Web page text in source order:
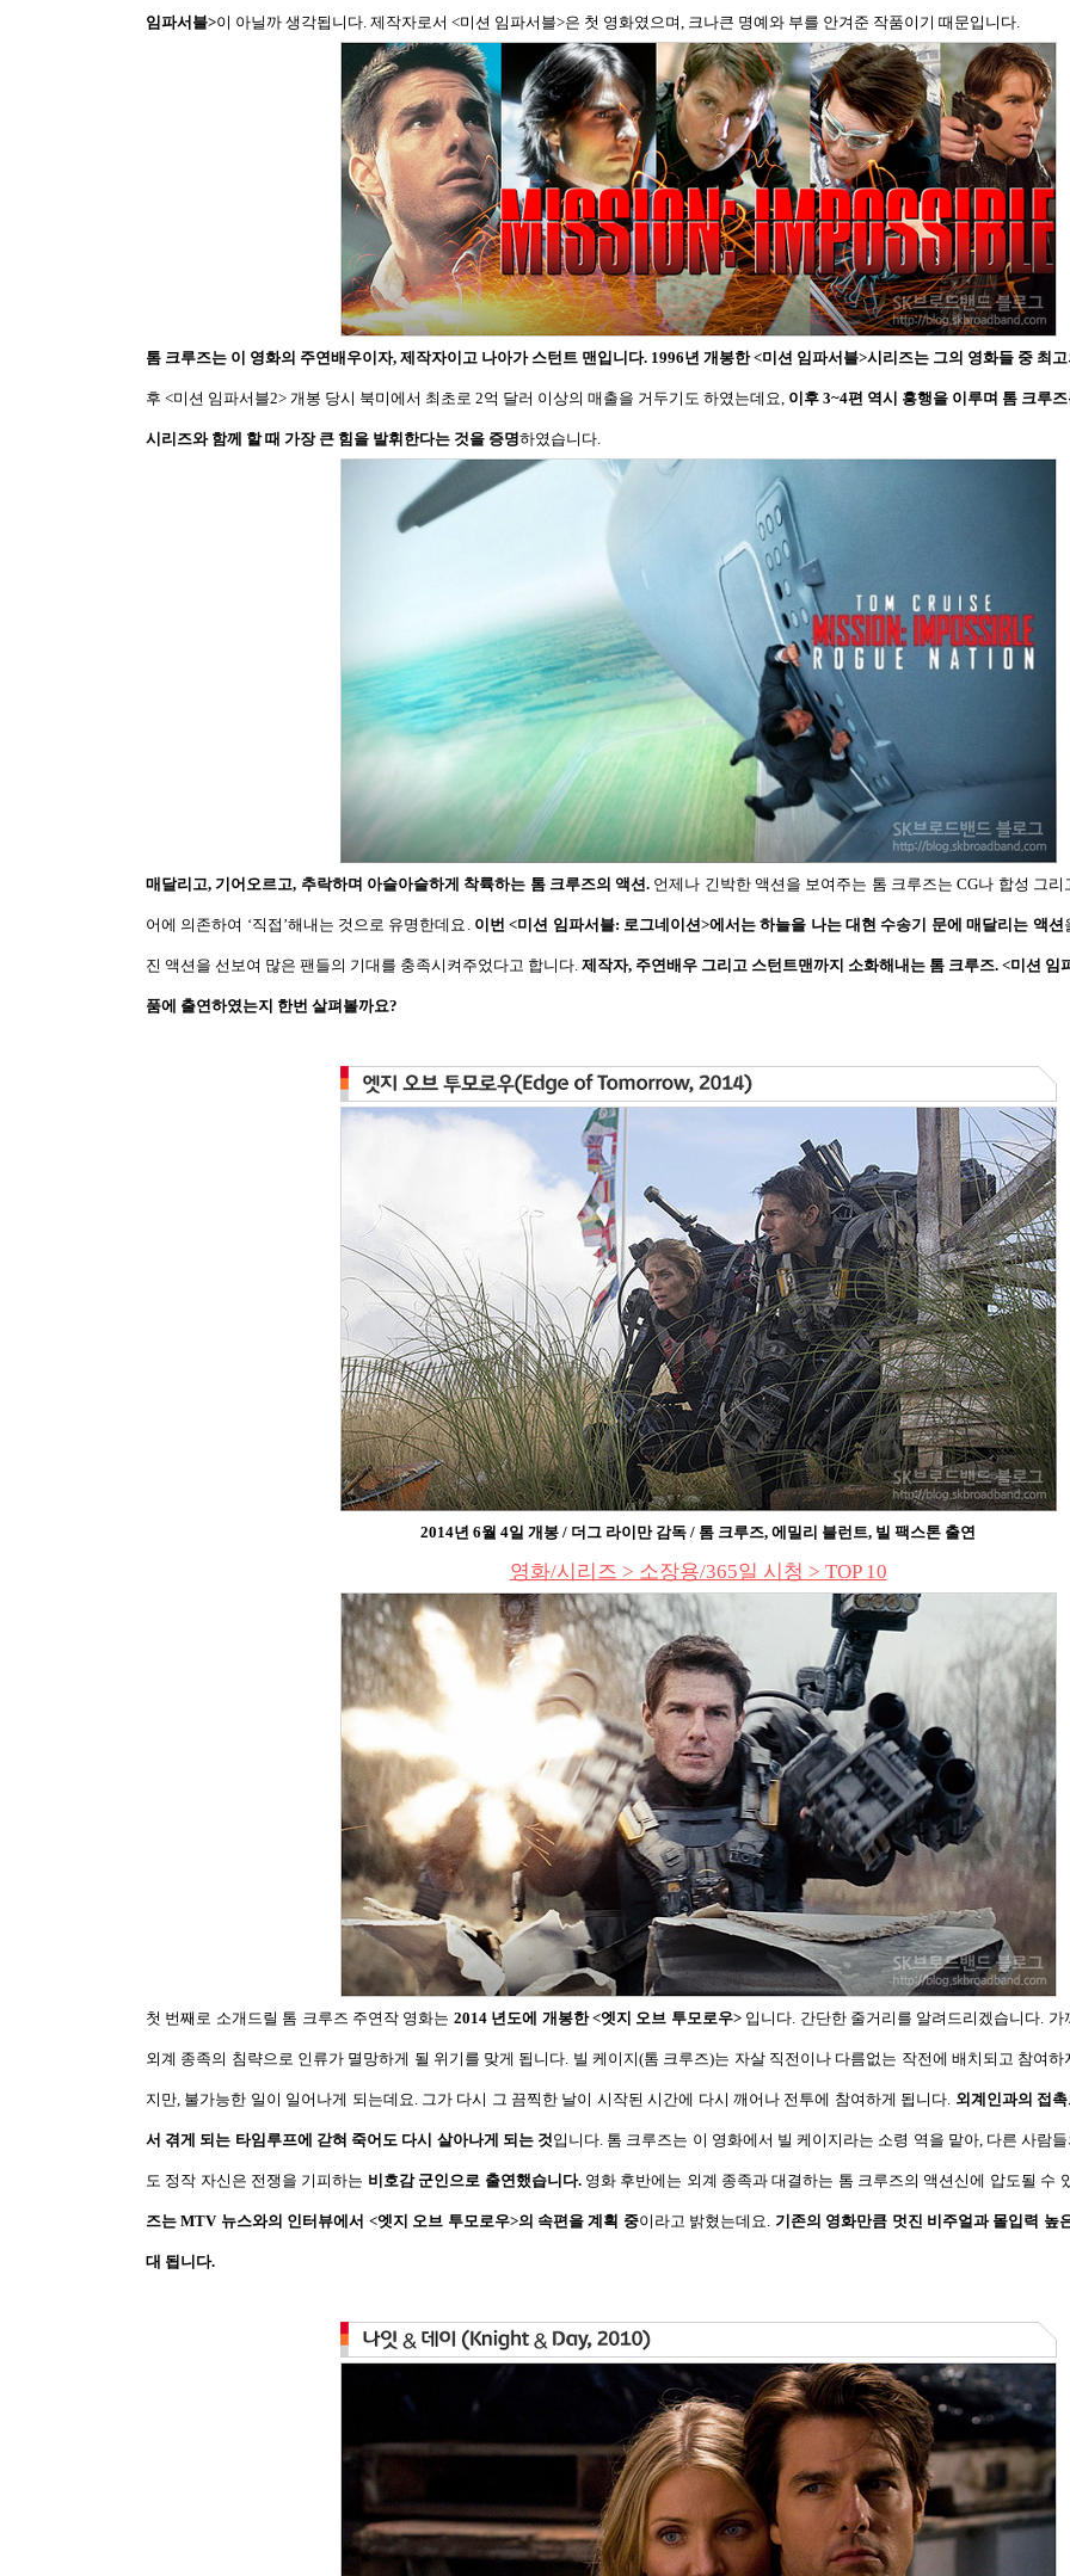
임파서블>이 아닐까 생각됩니다. 제작자로서 <미션 임파서블>은 첫 영화였으며, 크나큰 명예와 부를 안겨준 작품이기 때문입니다.
톰 크루즈는 이 영화의 주연배우이자, 제작자이고 나아가 스턴트 맨입니다. 1996년 개봉한<미션 임파서블>시리즈는 그의 영화들 중 최
후 <미션 임파서블2> 개봉 당시 북미에서 최초로 2억 달러 이상의 매출을 거두기도 하였는데요, 이후 3~4편 역시 흥행을 이루며 톰 크루즈
시리즈와 함께 할 때 가장 큰 힘을 발휘한다는 것을 증명하였습니다.
매달리고, 기어오르고, 추락하며 아슬아슬하게 착륙하는 톰 크루즈의 액션. 언제나 긴박한 액션을 보여주는 톰 크루즈는 CG나 합성 그리
어에 의존하여 ‘직접 ’해내는 것으로 유명한데요 . 이번 <미션 임파서블: 로그네이션>에서는 하늘을 나는 대현 수송기 문에 매달리는 액션
진 액션을 선보여 많은 팬들의 기대를 충족시켜주었다고 합니다. 제작자, 주연배우 그리고 스턴트맨까지 소화해내는 톰 크루즈. <미션 임
품에 출연하였는지 한번 살펴볼까요?
2014년 6월 4일 개봉 / 더그 라이만 감독 / 톰 크루즈, 에밀리 블런트, 빌 팩스톤 출연
영화/시리즈 > 소장용/365일 시청 > TOP 10
첫 번째로 소개드릴 톰 크루즈 주연작 영화는 2014 년도에 개봉한<엣지 오브 투모로우> 입니다. 간단한 줄거리를 알려드리겠습니다. 가
외계 종족의 침략으로 인류가 멸망하게 될 위기를 맞게 됩니다. 빌 케이지(톰 크루즈)는 자살 직전이나 다름없는 작전에 배치되고 참여
지만, 불가능한 일이 일어나게 되는데요. 그가 다시 그 끔찍한 날이 시작된 시간에 다시 깨어나 전투에 참여하게 됩니다. 외계인과의 접
서 겪게 되는 타임루프에 갇혀 죽어도 다시 살아나게 되는 것입니다. 톰 크루즈는 이 영화에서 빌 케이지라는 소령 역을 맡아, 다른 사람
도 정작 자신은 전쟁을 기피하는 비호감 군인으로 출연했습니다. 영화 후반에는 외계 종족과 대결하는 톰 크루즈의 액션신에 압도될 수
즈는 MTV 뉴스와의 인터뷰에서 <엣지 오브 투모로우>의 속편을 계획 중이라고 밝혔는데요. 기존의 영화만큼 멋진 비주얼과 몰입력 높
대 됩니다.